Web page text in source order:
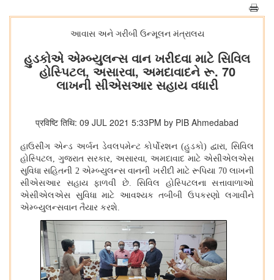
આવાસ અને ગરીબી ઉન્મૂલન મંત્રાલય
હુડકોએ એમ્બ્યુલન્સ વાન ખરીદવા માટે સિવિલ
હોસ્પિટલ, અસારવા, અમદાવાદને રૂ. 70
લાખની સીએસઆર સહાય વધારી
प्रविष्टि तिथि: 09 JUL 2021 5:33PM by PIB Ahmedabad
હાઉસીંગ એન્ડ અર્બન ડેવલપમેન્ટ કોર્પોરશન (હુડકો) દ્વારા, સિવિલ
હોસ્પિટલ, ગુજરાત સરકાર, અસારવા, અમદાવાદ માટે એસીએલએસ
સુવિધા સહિતની 2 એમ્બ્યુલન્સ વાનની ખરીદી માટે રૂપિયા 70 લાખની
સીએસઆર સહાય ફાળવી છે. સિવિલ હોસ્પિટલના સત્તાવાળાઓ
એસીએલએસ સુવિધા માટે આવશ્યક તબીબી ઉપકરણો લગાવીને
એમ્બ્યુલન્સવાન તૈયાર કરશે.